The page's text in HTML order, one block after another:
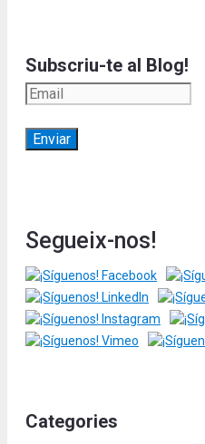
Subscriu-te al Blog!
Segueix-nos!
Categories